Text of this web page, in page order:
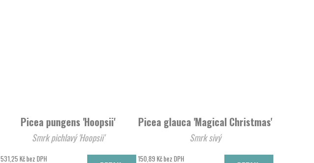
Picea pungens 'Hoopsii'
Smrk pichlavý 'Hoopsii'
531,25 Kč bez DPH
Picea glauca 'Magical Christmas'
Smrk sivý
150,89 Kč bez DPH